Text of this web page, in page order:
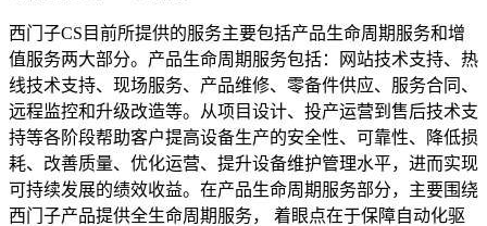
西门子CS目前所提供的服务主要包括产品生命周期服务和增
值服务两大部分。产品生命周期服务包括：网站技术支持、热
线技术支持、现场服务、产品维修、零备件供应、服务合同、
远程监控和升级改造等。从项目设计、投产运营到售后技术支
持等各阶段帮助客户提高设备生产的安全性、可靠性、降低损
耗、改善质量、优化运营、提升设备维护管理水平，进而实现
可持续发展的绩效收益。在产品生命周期服务部分，主要围绕
西门子产品提供全生命周期服务， 着眼点在于保障自动化驱